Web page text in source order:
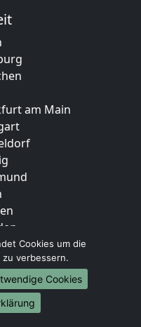
am Main
Cookies um die
verbessern.
Cookies